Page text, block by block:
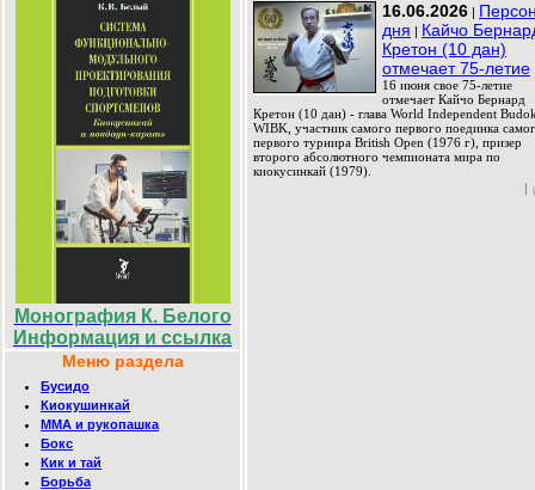
Монография К. Белого
Информация и ссылка
Меню раздела
Бусидо
Киокушинкай
MMA и рукопашка
Бокс
Кик и тай
Борьба
16.06.2026 |
дня | Кайчо
Кретон (10 дан)
отмечает 75-летие
16 июня свое 75-летие
отмечает Кайчо Бернард
Кретон (10 дан) - глава World Independent
WIBK, участник самого первого поединка
первого турнира British Open (1976 г), призер
второго абсолютного чемпионата мира по
киокусинкай (1979).
|